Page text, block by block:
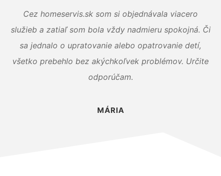
Cez homeservis.sk som si objednávala viacero
služieb a zatiaľ som bola vždy nadmieru spokojná. Či
sa jednalo o upratovanie alebo opatrovanie detí,
všetko prebehlo bez akýchkoľvek problémov. Určite
odporúčam.
MÁRIA